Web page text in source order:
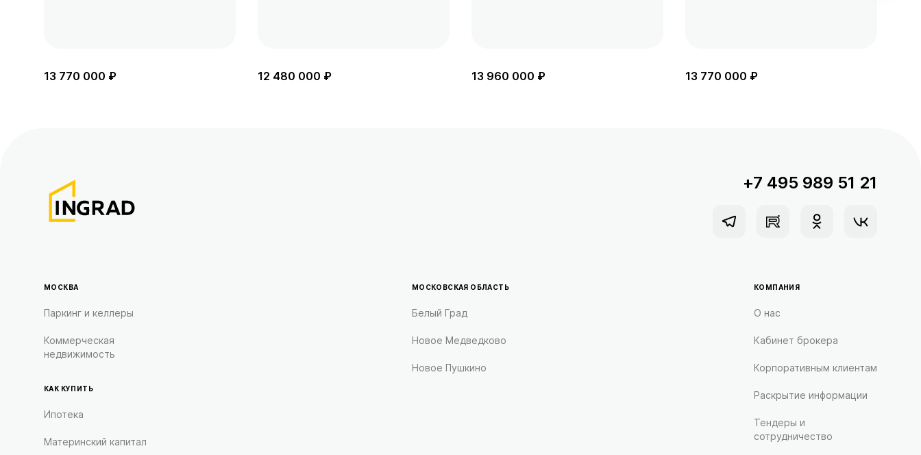
13 770 000 ₽ 12 480 000 ₽ 13 960 000 ₽ 13 770 000 ₽
+7 495 989 51 21
МОСКВА
Паркинг и келлеры
Коммерческая
недвижимость
КАК КУПИТЬ
Ипотека
Материнский капитал
МОСКОВСКАЯ ОБЛАСТЬ
Белый Град
Новое Медведково
Новое Пушкино
КОМПАНИЯ
О нас
Кабинет брокера
Корпоративным клиентам
Раскрытие информации
Тендеры и
сотрудничество